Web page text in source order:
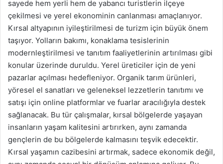
sayede hem yerli hem de yabancı turistlerin ilçeye
çekilmesi ve yerel ekonominin canlanması amaçlanıyor.
Kırsal altyapının iyileştirilmesi de turizm için büyük önem
taşıyor. Yolların bakımı, konaklama tesislerinin
modernleştirilmesi ve tanıtım faaliyetlerinin artırılması gibi
konular üzerinde duruldu. Yerel üreticiler için de yeni
pazarlar açılması hedefleniyor. Organik tarım ürünleri,
yöresel el sanatları ve geleneksel lezzetlerin tanıtımı ve
satışı için online platformlar ve fuarlar aracılığıyla destek
sağlanacak. Bu tür çalışmalar, kırsal bölgelerde yaşayan
insanların yaşam kalitesini artırırken, aynı zamanda
gençlerin de bu bölgelerde kalmasını teşvik edecektir.
Kırsal yaşamın cazibesini artırmak, sadece ekonomik değil,